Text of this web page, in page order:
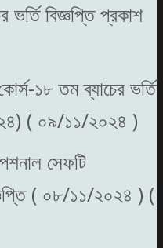
ভর্তি বিজ্ঞপ্তি প্রকাশ
১৮ তম ব্যাচের ভর্তি
( ০৯/১১/২০২৪ )
সেফটি
( ০৮/১১/২০২৪ ) (